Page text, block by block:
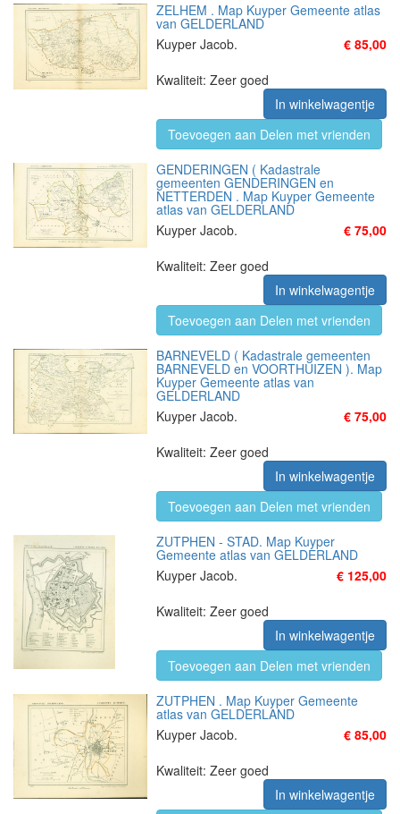
ZELHEM . Map Kuyper Gemeente atlas
van GELDERLAND
Kuyper Jacob.
€ 85,00
Kwaliteit: Zeer goed
In winkelwagentje
Toevoegen aan Delen met vrienden
GENDERINGEN ( Kadastrale
gemeenten GENDERINGEN en
NETTERDEN . Map Kuyper Gemeente
atlas van GELDERLAND
Kuyper Jacob.
€ 75,00
Kwaliteit: Zeer goed
In winkelwagentje
Toevoegen aan Delen met vrienden
BARNEVELD ( Kadastrale gemeenten
BARNEVELD en VOORTHUIZEN ). Map
Kuyper Gemeente atlas van
GELDERLAND
Kuyper Jacob.
€ 75,00
Kwaliteit: Zeer goed
In winkelwagentje
Toevoegen aan Delen met vrienden
ZUTPHEN - STAD. Map Kuyper
Gemeente atlas van GELDERLAND
Kuyper Jacob.
€ 125,00
Kwaliteit: Zeer goed
In winkelwagentje
Toevoegen aan Delen met vrienden
ZUTPHEN . Map Kuyper Gemeente
atlas van GELDERLAND
Kuyper Jacob.
€ 85,00
Kwaliteit: Zeer goed
In winkelwagentje